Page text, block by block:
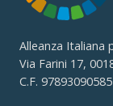
Alleanza Italiana
Via Farini 17,
C.F.